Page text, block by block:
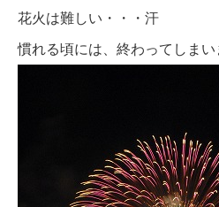
花火は難しい・・・汗
慣れる頃には、終わってしま